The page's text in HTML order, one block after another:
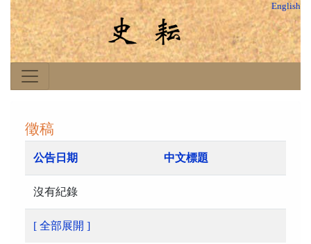
English
徵稿
公告日期 中文標題
沒有紀錄
[ 全部展開 ]